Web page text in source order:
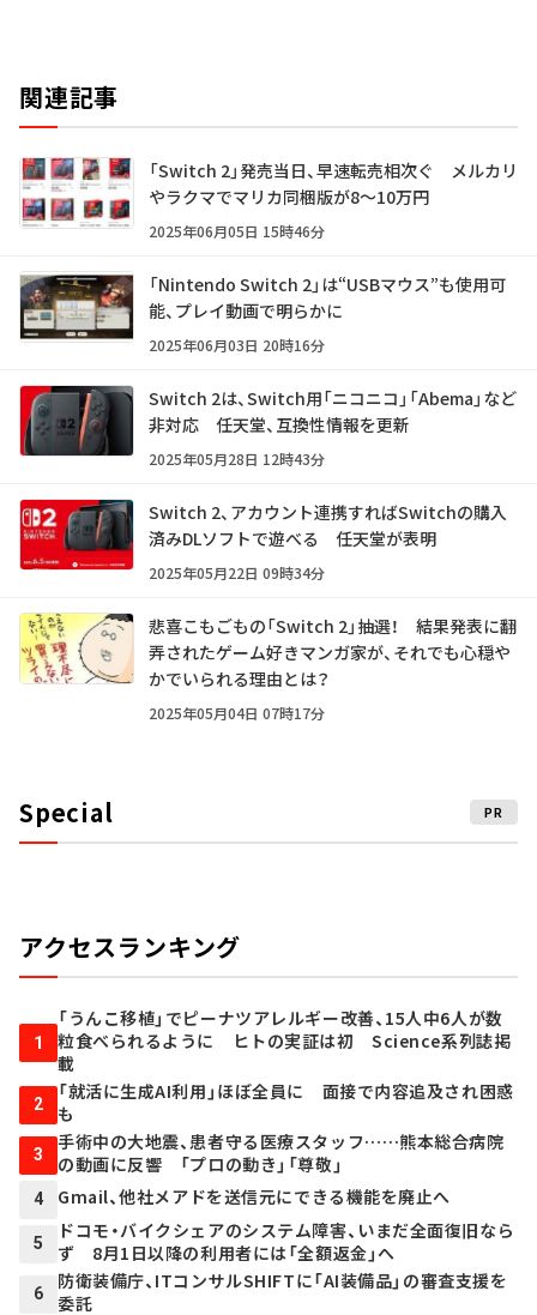
関連記事
「Switch 2」発売当日、早速転売相次ぐ メルカリ
やラクマでマリカ同梱版が8～10万円
2025年06月05日 15時46分
「Nintendo Switch 2」は“USBマウス”も使用可
能、プレイ動画で明らかに
2025年06月03日 20時16分
Switch 2は、Switch用「ニコニコ」「Abema」など
非対応 任天堂、互換性情報を更新
2025年05月28日 12時43分
Switch 2、アカウント連携すればSwitchの購入
済みDLソフトで遊べる 任天堂が表明
2025年05月22日 09時34分
悲喜こもごもの「Switch 2」抽選！ 結果発表に翻
弄されたゲーム好きマンガ家が、それでも心穏や
かでいられる理由とは？
2025年05月04日 07時17分
Special PR
アクセスランキング
1
「うんこ移植」でピーナツアレルギー改善、15人中6人が数
粒食べられるように ヒトの実証は初 Science系列誌掲
載
2
「就活に生成AI利用」ほぼ全員に 面接で内容追及され困惑
も
3
手術中の大地震、患者守る医療スタッフ……熊本総合病院
の動画に反響 「プロの動き」「尊敬」
4 Gmail、他社メアドを送信元にできる機能を廃止へ
5
ドコモ・バイクシェアのシステム障害、いまだ全面復旧なら
ず 8月1日以降の利用者には「全額返金」へ
6
防衛装備庁、ITコンサルSHIFTに「AI装備品」の審査支援を
委託